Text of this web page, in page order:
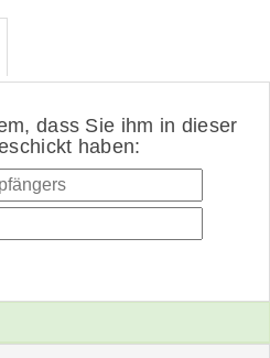
dass Sie ihm in dieser
haben: